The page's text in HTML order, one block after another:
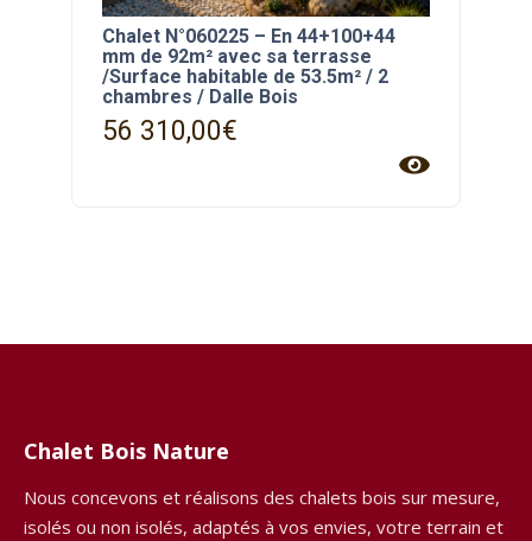
Chalet N°060225 – En 44+100+44
mm de 92m² avec sa terrasse
/Surface habitable de 53.5m² / 2
chambres / Dalle Bois
56 310,00€
Chalet Bois Nature
Nous concevons et réalisons des chalets bois sur mesure,
isolés ou non isolés, adaptés à vos envies, votre terrain et